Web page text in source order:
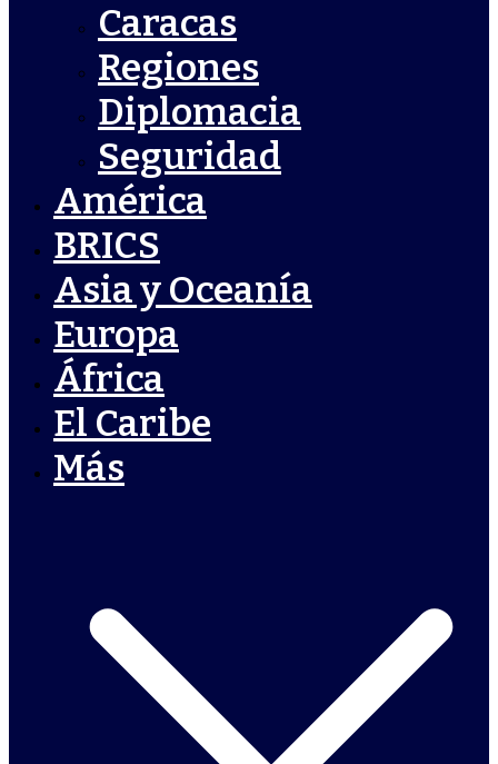
Caracas
Regiones
Diplomacia
Seguridad
América
BRICS
Asia y Oceanía
Europa
África
El Caribe
Más